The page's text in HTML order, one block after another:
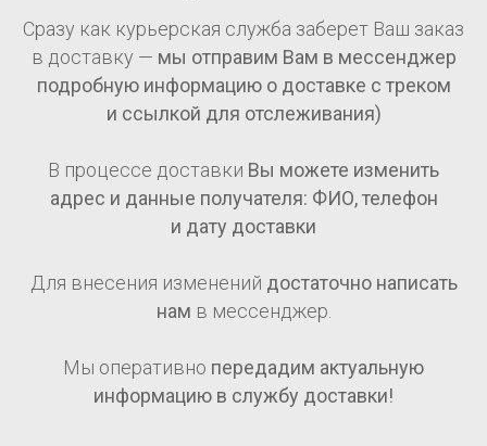
Сразу как курьерская служба заберет Ваш заказ
в доставку — мы отправим Вам в мессенджер
подробную информацию о доставке с треком
и ссылкой для отслеживания)
В процессе доставки Вы можете изменить
адрес и данные получателя: ФИО, телефон
и дату доставки
Для внесения изменений достаточно написать
нам в мессенджер.
Мы оперативно передадим актуальную
информацию в службу доставки!